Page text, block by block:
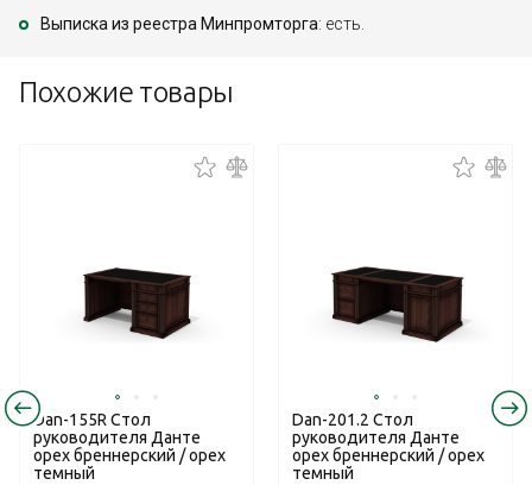
Выписка из реестра Минпромторга: есть.
Похожие товары
Dan-155R Стол
руководителя Данте
орех бреннерский / орех
темный
Dan-201.2 Стол
руководителя Данте
орех бреннерский / орех
темный